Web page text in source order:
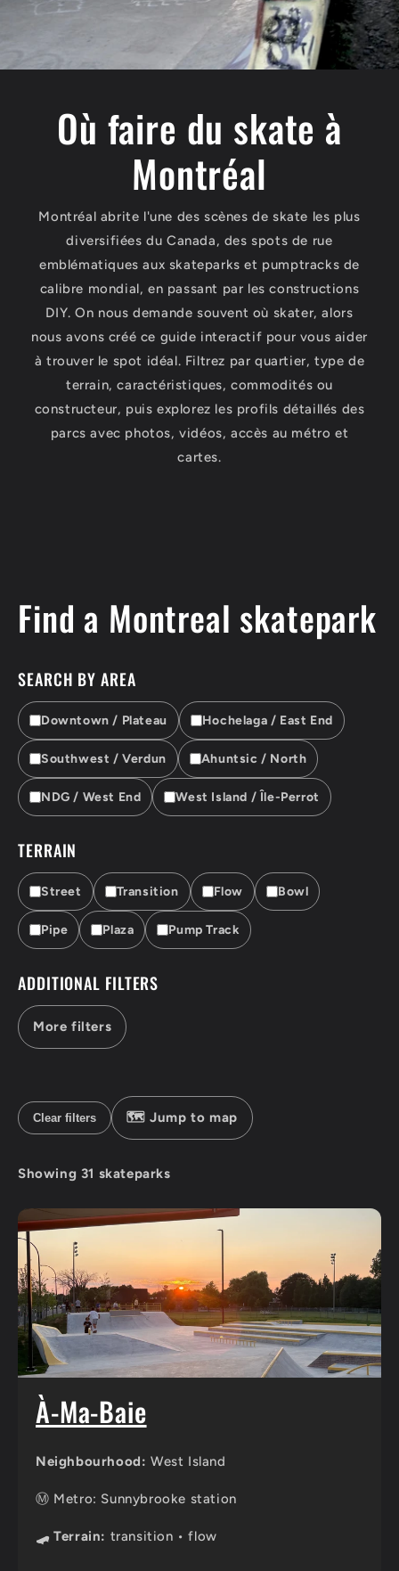
Où faire du skate à
Montréal
Montréal abrite l'une des scènes de skate les plus
diversifiées du Canada, des spots de rue
emblématiques aux skateparks et pumptracks de
calibre mondial, en passant par les constructions
DIY. On nous demande souvent où skater, alors
nous avons créé ce guide interactif pour vous aider
à trouver le spot idéal. Filtrez par quartier, type de
terrain, caractéristiques, commodités ou
constructeur, puis explorez les profils détaillés des
parcs avec photos, vidéos, accès au métro et
cartes.
Find a Montreal skatepark
SEARCH BY AREA
Downtown / Plateau Hochelaga / East End
Southwest / Verdun Ahuntsic / North
NDG / West End West Island / Île-Perrot
TERRAIN
Street Transition Flow Bowl
Pipe Plaza Pump Track
ADDITIONAL FILTERS
More filters
Clear filters 🗺 Jump to map
Showing 31 skateparks
À-Ma-Baie
Neighbourhood: West Island
Ⓜ️ Metro: Sunnybrooke station
🛹 Terrain: transition • flow